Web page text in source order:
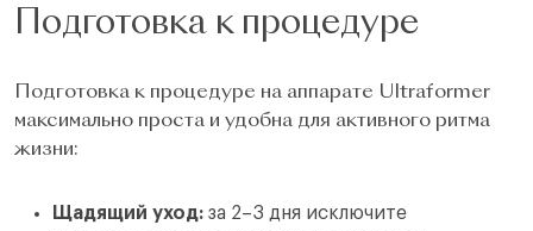
Подготовка к процедуре
Подготовка к процедуре на аппарате Ultraformer
максимально проста и удобна для активного ритма
жизни:
Щадящий уход: за 2–3 дня исключите